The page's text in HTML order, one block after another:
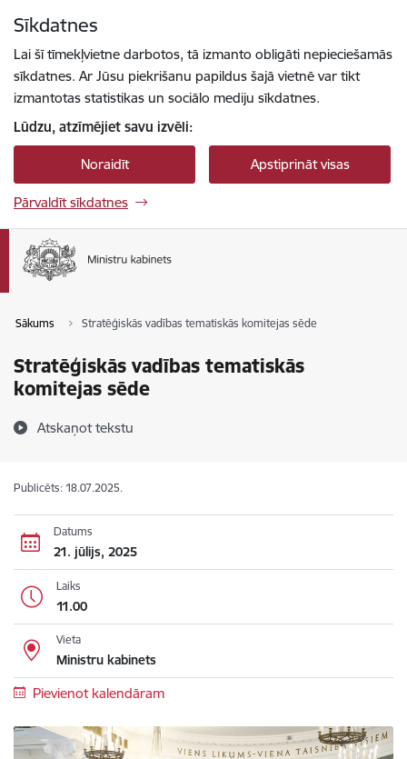
Sīkdatnes
Lai šī tīmekļvietne darbotos, tā izmanto obligāti nepieciešamās
sīkdatnes. Ar Jūsu piekrišanu papildus šajā vietnē var tikt
izmantotas statistikas un sociālo mediju sīkdatnes.
Lūdzu, atzīmējiet savu izvēli:
Noraidīt Apstiprināt visas
Pārvaldīt sīkdatnes
Sākums Stratēģiskās vadības tematiskās komitejas sēde
Stratēģiskās vadības tematiskās
komitejas sēde
Atskaņot tekstu
Publicēts: 18.07.2025.
Datums
21. jūlijs, 2025
Laiks
11.00
Vieta
Ministru kabinets
Pievienot kalendāram